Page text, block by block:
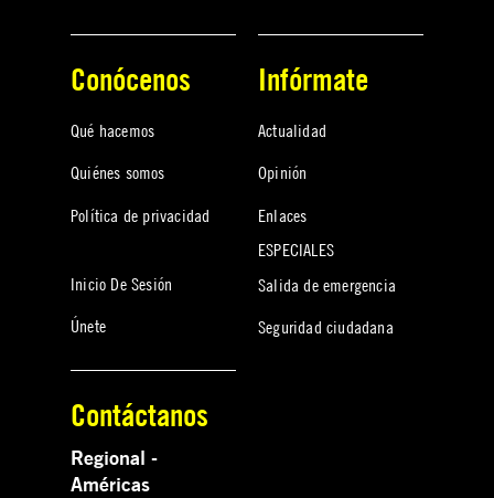
Conócenos
Qué hacemos
Quiénes somos
Política de privacidad
Inicio De Sesión
Únete
Infórmate
Actualidad
Opinión
Enlaces
ESPECIALES
Salida de emergencia
Seguridad ciudadana
Contáctanos
Regional -
Américas